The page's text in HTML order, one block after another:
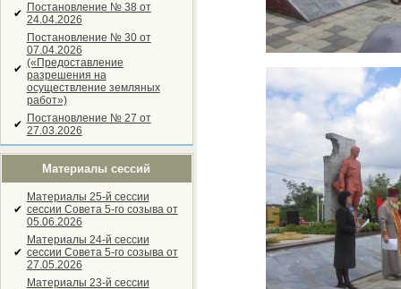
✔ Постановление № 38 от
24.04.2026
✔
Постановление № 30 от
07.04.2026
(«Предоставление
разрешения на
осуществление земляных
работ»)
✔ Постановление № 27 от
27.03.2026
Материалы сессий
✔
Материалы 25-й сессии
сессии Совета 5-го созыва от
05.06.2026
✔
Материалы 24-й сессии
сессии Совета 5-го созыва от
27.05.2026
Материалы 23-й сессии